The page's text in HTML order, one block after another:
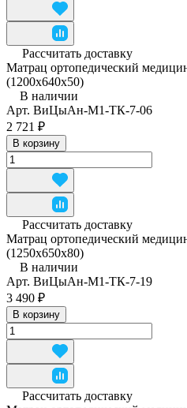
Рассчитать доставку
Матрац ортопедический
(1200x640x50)
В наличии
Арт. ВиЦыАн-М1-ТК-7-06
2 721 ₽
В корзину
Рассчитать доставку
Матрац ортопедический
(1250x650x80)
В наличии
Арт. ВиЦыАн-М1-ТК-7-19
3 490 ₽
В корзину
Рассчитать доставку